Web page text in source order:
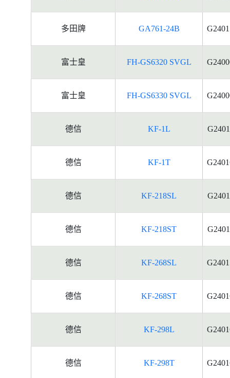
多田牌 GA761-24B
富士皇 FH-GS6320 SVGL
富士皇 FH-GS6330 SVGL
德信 KF-1L
德信 KF-1T
德信 KF-218SL
德信 KF-218ST
德信 KF-268SL
德信 KF-268ST
德信 KF-298L
德信 KF-298T